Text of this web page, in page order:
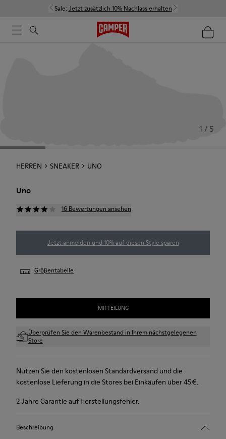
Sale: Jetzt zusätzlich 10% Nachlass erhalten
1 / 5
HERREN SNEAKER UNO
Uno
16 Bewertungen ansehen
Jetzt anmelden und 10% auf diesen Style sparen
Größentabelle
MITTEILUNG
Überprüfen Sie den Warenbestand in Ihrem nächstgelegenen
Store
Nutzen Sie den kostenlosen Standardversand und die
kostenlose Lieferung in die Stores bei Einkäufen über 45€.
2 Jahre Garantie auf Herstellungsfehler.
Beschreibung